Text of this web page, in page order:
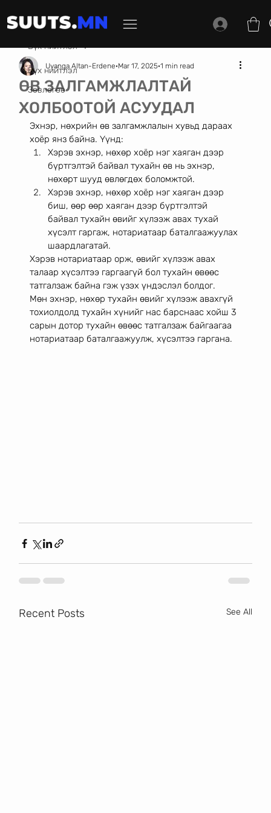
Бүх нийтлэл
Зөвлөгөө
Бүх нийтлэл
ӨВ ЗАЛГАМЖЛАЛТАЙ
ХОЛБООТОЙ АСУУДАЛ
Uyanga Altan-Erdene Mar 17, 2025 1 min read
Эхнэр, нөхрийн өв залгамжлалын хувьд дараах
хоёр янз байна. Үүнд:
Хэрэв эхнэр, нөхөр хоёр нэг хаяган дээр
бүртгэлтэй байвал тухайн өв нь эхнэр,
нөхөрт шууд өвлөгдөх боломжтой.
Хэрэв эхнэр, нөхөр хоёр нэг хаяган дээр
биш, өөр өөр хаяган дээр бүртгэлтэй
байвал тухайн өвийг хүлээж авах тухай
хүсэлт гаргаж, нотариатаар баталгаажуулах
шаардлагатай.
Хэрэв нотариатаар орж, өвийг хүлээж авах
талаар хүсэлтээ гаргаагүй бол тухайн өвөөс
татгалзаж байна гэж үзэх үндэслэл болдог.
Мөн эхнэр, нөхөр тухайн өвийг хүлээж авахгүй
тохиолдолд тухайн хүнийг нас барснаас хойш 3
сарын дотор тухайн өвөөс татгалзаж байгаагаа
нотариатаар баталгаажуулж, хүсэлтээ гаргана.
Recent Posts See All